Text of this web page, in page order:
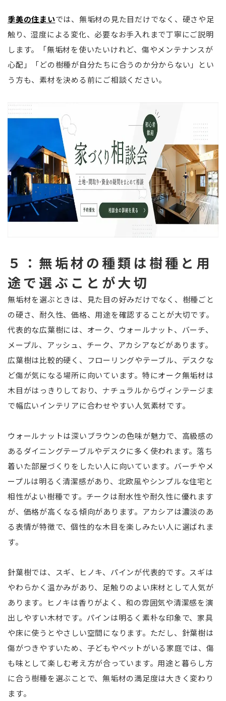
季美の住まいでは、無垢材の見た目だけでなく、硬さや足
触り、湿度による変化、必要なお手入れまで丁寧にご説明
します。「無垢材を使いたいけれど、傷やメンテナンスが
心配」「どの樹種が自分たちに合うのか分からない」とい
う方も、素材を決める前にご相談ください。
５：無垢材の種類は樹種と用
途で選ぶことが大切
無垢材を選ぶときは、見た目の好みだけでなく、樹種ごと
の硬さ、耐久性、価格、用途を確認することが大切です。
代表的な広葉樹には、オーク、ウォールナット、バーチ、
メープル、アッシュ、チーク、アカシアなどがあります。
広葉樹は比較的硬く、フローリングやテーブル、デスクな
ど傷が気になる場所に向いています。特にオーク無垢材は
木目がはっきりしており、ナチュラルからヴィンテージま
で幅広いインテリアに合わせやすい人気素材です。
ウォールナットは深いブラウンの色味が魅力で、高級感の
あるダイニングテーブルやデスクに多く使われます。落ち
着いた部屋づくりをしたい人に向いています。バーチやメ
ープルは明るく清潔感があり、北欧風やシンプルな住宅と
相性がよい樹種です。チークは耐水性や耐久性に優れます
が、価格が高くなる傾向があります。アカシアは濃淡のあ
る表情が特徴で、個性的な木目を楽しみたい人に選ばれま
す。
針葉樹では、スギ、ヒノキ、パインが代表的です。スギは
やわらかく温かみがあり、足触りのよい床材として人気が
あります。ヒノキは香りがよく、和の雰囲気や清潔感を演
出しやすい木材です。パインは明るく素朴な印象で、家具
や床に使うとやさしい空間になります。ただし、針葉樹は
傷がつきやすいため、子どもやペットがいる家庭では、傷
も味として楽しむ考え方が合っています。用途と暮らし方
に合う樹種を選ぶことで、無垢材の満足度は大きく変わり
ます。